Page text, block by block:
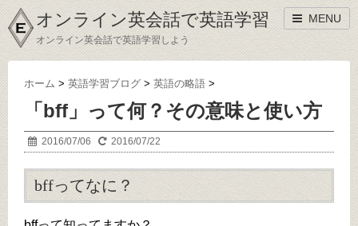
オンライン英会話で英語学習
オンライン英会話で英語学習しよう
MENU
ホーム > 英語学習ブログ > 英語の略語 >
「bff」って何？その意味と使い方
2016/07/06 2016/07/22
bffってなに？